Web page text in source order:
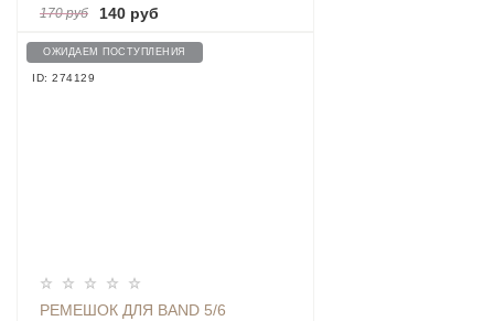
170 руб 140 руб
ОЖИДАЕМ ПОСТУПЛЕНИЯ
ID: 274129
РЕМЕШОК ДЛЯ BAND 5/6